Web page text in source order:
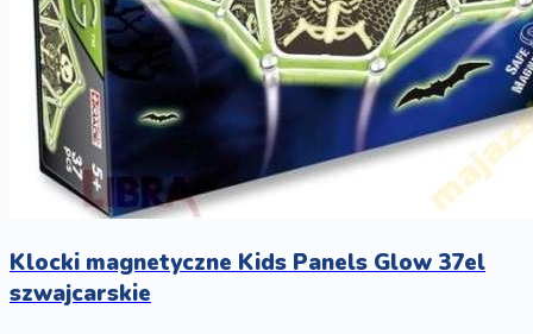
Klocki magnetyczne Kids Panels Glow 37el
szwajcarskie